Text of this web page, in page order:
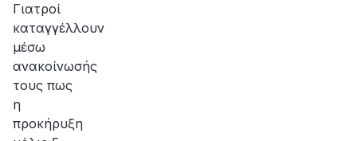
Γιατροί
καταγγέλλουν
μέσω
ανακοίνωσής
τους πως
η
προκήρυξη